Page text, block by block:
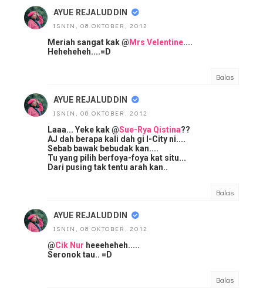
AYUE REJALUDDIN
ISNIN, 08 OKTOBER, 2012
Meriah sangat kak @ Mrs Velentine....
Heheheheh....=D
Balas
AYUE REJALUDDIN
ISNIN, 08 OKTOBER, 2012
Laaa... Yeke kak @Sue-Rya Qistina??
AJ dah berapa kali dah gi I-City ni....
Sebab bawak bebudak kan....
Tu yang pilih berfoya-foya kat situ...
Dari pusing tak tentu arah kan..
Balas
AYUE REJALUDDIN
ISNIN, 08 OKTOBER, 2012
@Cik Nur heeeheheh.....
Seronok tau.. =D
Balas